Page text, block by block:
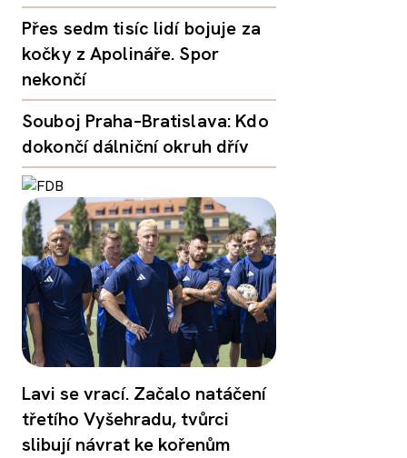
Přes sedm tisíc lidí bojuje za
kočky z Apolináře. Spor
nekončí
Souboj Praha–Bratislava: Kdo
dokončí dálniční okruh dřív
Lavi se vrací. Začalo natáčení
třetího Vyšehradu, tvůrci
slibují návrat ke kořenům